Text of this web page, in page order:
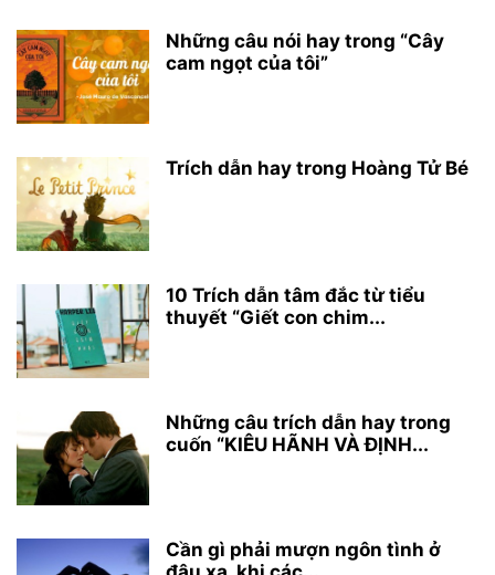
Những câu nói hay trong “Cây
cam ngọt của tôi”
Trích dẫn hay trong Hoàng Tử Bé
10 Trích dẫn tâm đắc từ tiểu
thuyết “Giết con chim...
Những câu trích dẫn hay trong
cuốn “KIÊU HÃNH VÀ ĐỊNH...
Cần gì phải mượn ngôn tình ở